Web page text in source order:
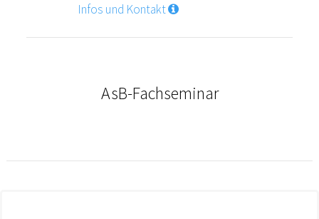
Infos und Kontakt
AsB-Fachseminar